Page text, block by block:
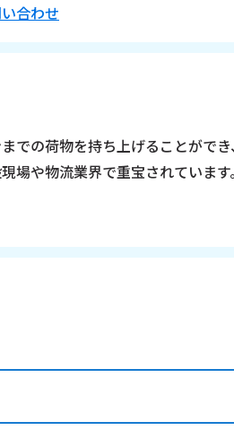
合わせ
での荷物を持ち上げることがで
場や物流業界で重宝されていま